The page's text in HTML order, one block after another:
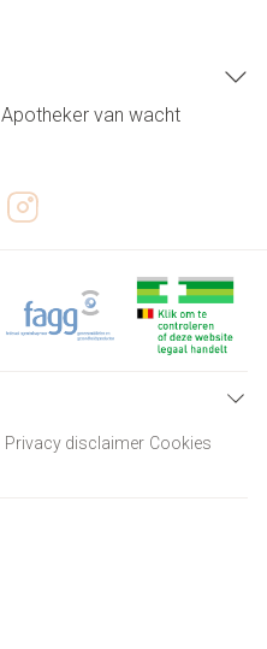
Apotheker van wacht
Privacy disclaimer Cookies